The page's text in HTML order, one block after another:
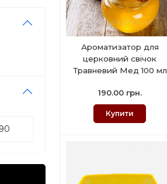
Ароматизатор для
церковний свічок
Травневий Мед 100 мл
190.00 грн.
Купити